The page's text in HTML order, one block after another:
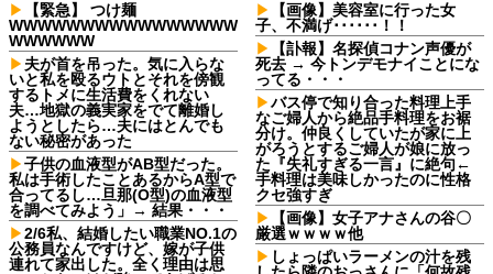
【緊急】 つけ麺
WWWWWWWWWWWWWWWW
WWWWWW
夫が首を吊った。気に入らな
いと私を殴るウトとそれを傍観
するトメに生活費をくれない
夫…地獄の義実家をでて離婚し
ようとしたら…夫にはとんでも
ない秘密があった
子供の血液型がAB型だった。
私は手術したことあるからA型で
合ってるし…旦那(O型)の血液型
を調べてみよう」→ 結果・・・
2/6私、結婚したい職業NO.1の
公務員なんですけど、嫁が子供
連れて家出した。全く理由は思
【画像】美容室に行った女
子、不満げ･･････！！
【訃報】名探偵コナン声優が
死去 → 今トンデモナイことにな
ってる・・・
バス停で知り合った料理上手
なご婦人から絶品手料理をお裾
分け。仲良くしていたが家に上
がろうとするご婦人が娘に放っ
た『失礼すぎる一言』に絶句←
手料理は美味しかったのに性格
クセ強すぎ
【画像】女子アナさんの谷〇
厳選ｗｗｗｗ他
しょっぱいラーメンの汁を残